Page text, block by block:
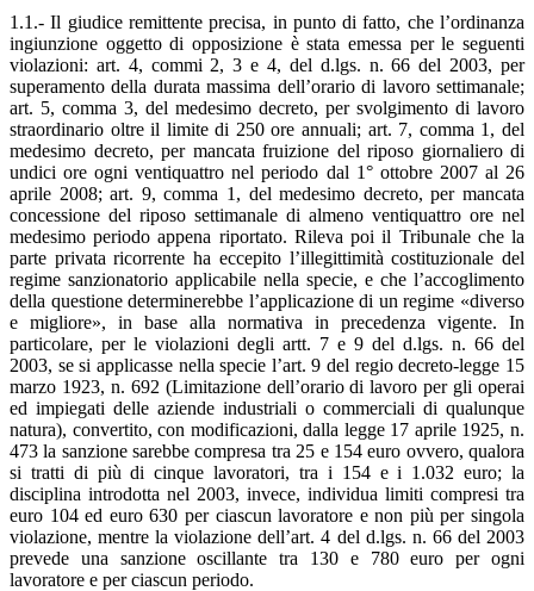
1.1.- Il giudice remittente precisa, in punto di fatto, che l’ordinanza
ingiunzione oggetto di opposizione è stata emessa per le seguenti
violazioni: art. 4, commi 2, 3 e 4, del d.lgs. n. 66 del 2003, per
superamento della durata massima dell’orario di lavoro settimanale;
art. 5, comma 3, del medesimo decreto, per svolgimento di lavoro
straordinario oltre il limite di 250 ore annuali; art. 7, comma 1, del
medesimo decreto, per mancata fruizione del riposo giornaliero di
undici ore ogni ventiquattro nel periodo dal 1° ottobre 2007 al 26
aprile 2008; art. 9, comma 1, del medesimo decreto, per mancata
concessione del riposo settimanale di almeno ventiquattro ore nel
medesimo periodo appena riportato. Rileva poi il Tribunale che la
parte privata ricorrente ha eccepito l’illegittimità costituzionale del
regime sanzionatorio applicabile nella specie, e che l’accoglimento
della questione determinerebbe l’applicazione di un regime «diverso
e migliore», in base alla normativa in precedenza vigente. In
particolare, per le violazioni degli artt. 7 e 9 del d.lgs. n. 66 del
2003, se si applicasse nella specie l’art. 9 del regio decreto-legge 15
marzo 1923, n. 692 (Limitazione dell’orario di lavoro per gli operai
ed impiegati delle aziende industriali o commerciali di qualunque
natura), convertito, con modificazioni, dalla legge 17 aprile 1925, n.
473 la sanzione sarebbe compresa tra 25 e 154 euro ovvero, qualora
si tratti di più di cinque lavoratori, tra i 154 e i 1.032 euro; la
disciplina introdotta nel 2003, invece, individua limiti compresi tra
euro 104 ed euro 630 per ciascun lavoratore e non più per singola
violazione, mentre la violazione dell’art. 4 del d.lgs. n. 66 del 2003
prevede una sanzione oscillante tra 130 e 780 euro per ogni
lavoratore e per ciascun periodo.